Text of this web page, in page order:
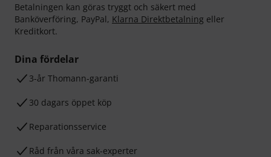
Betalningen kan göras tryggt och säkert med
Banköverföring, PayPal, Klarna Direktbetalning eller
Kreditkort.
Dina fördelar
3-år Thomann-garanti
30 dagars öppet köp
Reparationsservice
Råd från våra sak-experter